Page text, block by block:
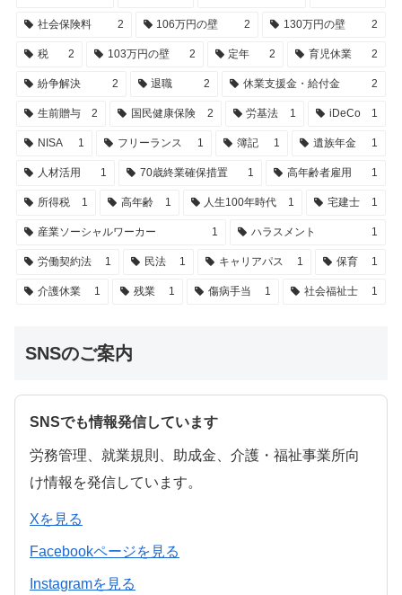
社会保険料 2 106万円の壁 2 130万円の壁 2
税 2 103万円の壁 2 定年 2 育児休業 2
紛争解決 2 退職 2 休業支援金・給付金 2
生前贈与 2 国民健康保険 2 労基法 1 iDeCo 1
NISA 1 フリーランス 1 簿記 1 遺族年金 1
人材活用 1 70歳終業確保措置 1 高年齢者雇用 1
所得税 1 高年齢 1 人生100年時代 1 宅建士 1
産業ソーシャルワーカー 1 ハラスメント 1
労働契約法 1 民法 1 キャリアパス 1 保育 1
介護休業 1 残業 1 傷病手当 1 社会福祉士 1
SNSのご案内
SNSでも情報発信しています
労務管理、就業規則、助成金、介護・福祉事業所向
け情報を発信しています。
Xを見る
Facebookページを見る
Instagramを見る